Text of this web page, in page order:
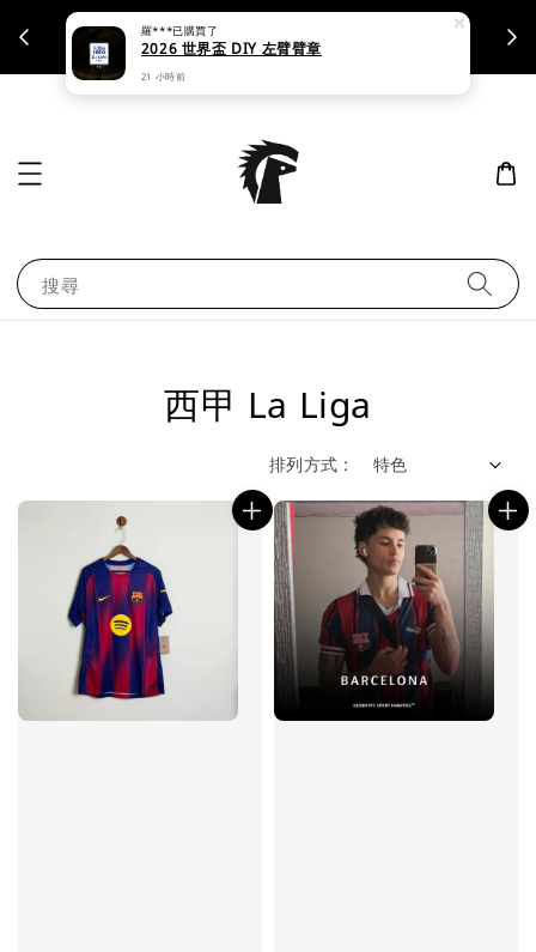
支援刷卡｜皆開立統一發票
搜尋
西甲 La Liga
排列方式 :
羅***已購買了
2026 世界盃 DIY 左臂臂章
21 小時前